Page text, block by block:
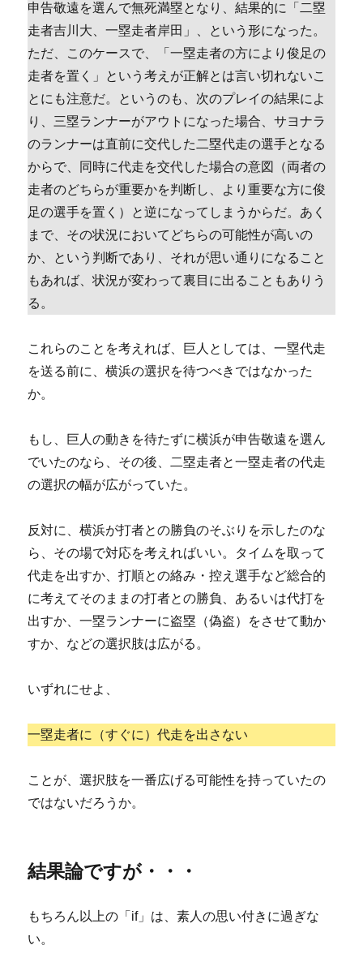
申告敬遠を選んで無死満塁となり、結果的に「二塁
走者吉川大、一塁走者岸田」、という形になった。
ただ、このケースで、「一塁走者の方により俊足の
走者を置く」という考えが正解とは言い切れないこ
とにも注意だ。というのも、次のプレイの結果によ
り、三塁ランナーがアウトになった場合、サヨナラ
のランナーは直前に交代した二塁代走の選手となる
からで、同時に代走を交代した場合の意図（両者の
走者のどちらが重要かを判断し、より重要な方に俊
足の選手を置く）と逆になってしまうからだ。あく
まで、その状況においてどちらの可能性が高いの
か、という判断であり、それが思い通りになること
もあれば、状況が変わって裏目に出ることもありう
る。
これらのことを考えれば、巨人としては、一塁代走
を送る前に、横浜の選択を待つべきではなかった
か。
もし、巨人の動きを待たずに横浜が申告敬遠を選ん
でいたのなら、その後、二塁走者と一塁走者の代走
の選択の幅が広がっていた。
反対に、横浜が打者との勝負のそぶりを示したのな
ら、その場で対応を考えればいい。タイムを取って
代走を出すか、打順との絡み・控え選手など総合的
に考えてそのままの打者との勝負、あるいは代打を
出すか、一塁ランナーに盗塁（偽盗）をさせて動か
すか、などの選択肢は広がる。
いずれにせよ、
一塁走者に（すぐに）代走を出さない
ことが、選択肢を一番広げる可能性を持っていたの
ではないだろうか。
結果論ですが・・・
もちろん以上の「if」は、素人の思い付きに過ぎな
い。